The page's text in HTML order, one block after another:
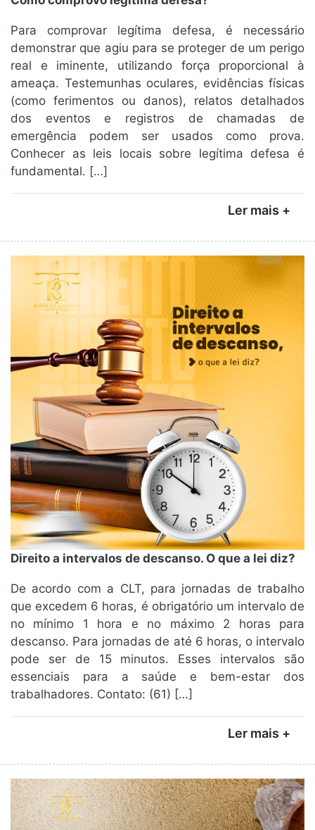
Para comprovar legítima defesa, é necessário
demonstrar que agiu para se proteger de um perigo
real e iminente, utilizando força proporcional à
ameaça. Testemunhas oculares, evidências físicas
(como ferimentos ou danos), relatos detalhados
dos eventos e registros de chamadas de
emergência podem ser usados como prova.
Conhecer as leis locais sobre legítima defesa é
fundamental. […]
Ler mais +
Direito a intervalos de descanso. O que a lei diz?
De acordo com a CLT, para jornadas de trabalho
que excedem 6 horas, é obrigatório um intervalo de
no mínimo 1 hora e no máximo 2 horas para
descanso. Para jornadas de até 6 horas, o intervalo
pode ser de 15 minutos. Esses intervalos são
essenciais para a saúde e bem-estar dos
trabalhadores. Contato: (61) […]
Ler mais +